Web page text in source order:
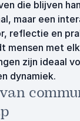
die blijven
maar een
reflectie en
mensen met
zijn ideaal
dynamiek.